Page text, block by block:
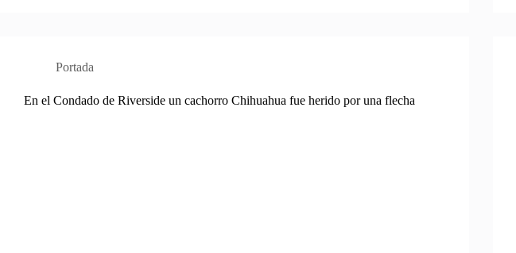
Portada
En el Condado de Riverside un cachorro Chihuahua fue herido por una flecha